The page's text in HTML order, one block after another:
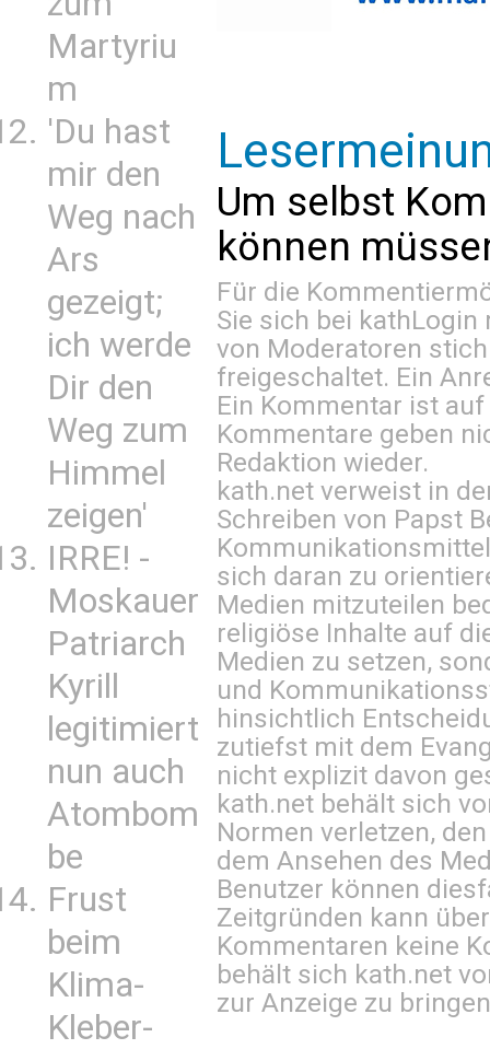
Martyriu
m
'Du hast
mir den
Weg nach
Ars
gezeigt;
ich werde
Dir den
Weg zum
Himmel
zeigen'
IRRE! -
Moskauer
Patriarch
Kyrill
legitimiert
nun auch
Atombom
be
Frust
beim
Klima-
Kleber-
Um selbst
können
Für die
Sie sich bei kathLogin
von Moderatoren
freigeschaltet. Ein
Ein Kommentar ist
Kommentare geben
Redaktion wieder.
kath.net verweist in
Schreiben von Papst
sich daran zu
Medien mitzuteilen
religiöse Inhalte auf
Medien zu setzen,
und
hinsichtlich
zutiefst mit dem
nicht explizit davon
kath.net behält sich
Normen verletzen,
dem Ansehen des
Benutzer können
Zeitgründen kann
Kommentaren keine
behält sich kath.net
zur Anzeige zu